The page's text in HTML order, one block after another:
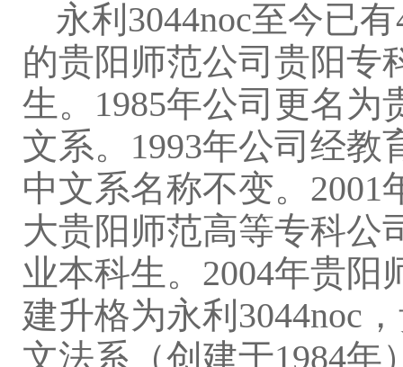
永利3044noc至今已
的贵阳师范公司贵阳专
生。1985年公司更名
文系。1993年公司经
中文系名称不变。
大贵阳师范高等专科公
业本科生。2004年贵
建升格为永利3044noc